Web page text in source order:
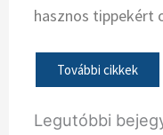
hasznos tippekért
További cikkek
Legutóbbi